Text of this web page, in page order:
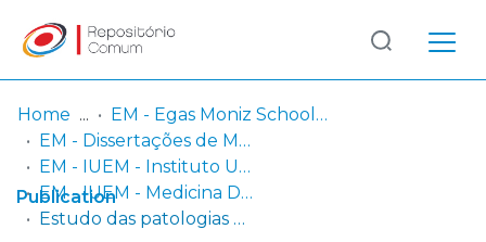
Communities
& Collections
Browse repository
Log
In
(current)
Home
EM - Egas Moniz School of Health & Science
EM - Dissertações de Mestrado
EM - IUEM - Instituto Universitário Egas Moniz
EM - IUEM - Medicina Dentária
Estudo das patologias das glândulas salivares : epidemiologia, diagnóstico e tratamentos, das inflamações aos tumores
Publication